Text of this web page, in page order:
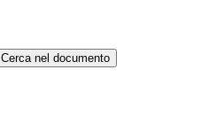
Cerca nel documento